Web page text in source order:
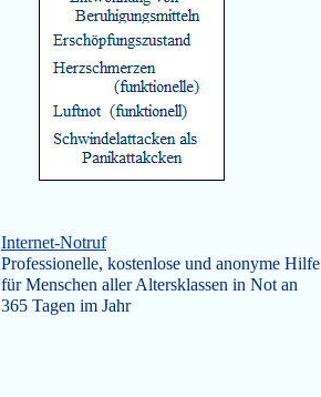
Internet-Notruf
Professionelle, kostenlose und anonyme Hilfe
für Menschen aller Altersklassen in Not an
365 Tagen im Jahr